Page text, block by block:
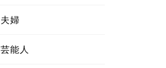
婦
能人